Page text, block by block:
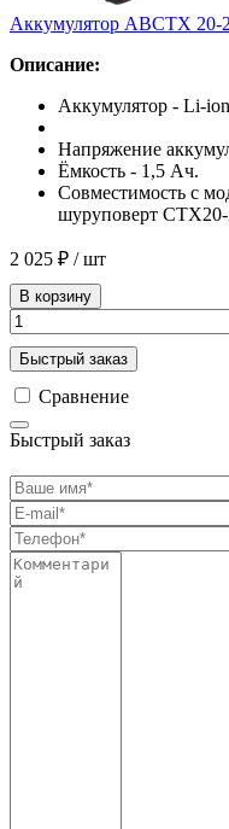
Аккумулятор ABCTX 20-
Описание:
Аккумулятор - Li-
Напряжение
Ёмкость - 1,5 Ач.
Совместимость с
шуруповерт
2 025 ₽ / шт
В корзину
Быстрый заказ
Сравнение
Быстрый заказ